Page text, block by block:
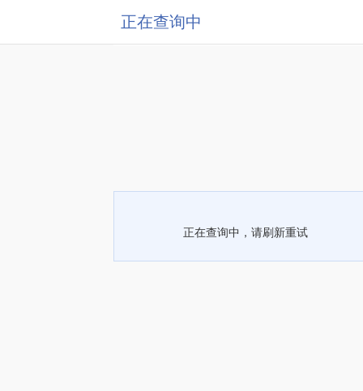
正在查询中
正在查询中，请刷新重试